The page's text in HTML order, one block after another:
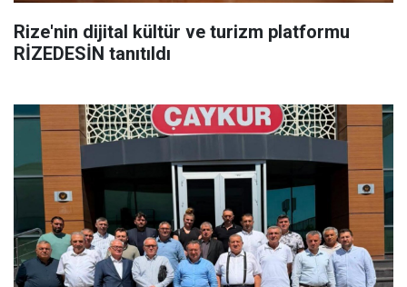
Rize'nin dijital kültür ve turizm platformu
RİZEDESİN tanıtıldı